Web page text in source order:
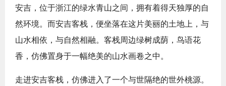
安吉，位于浙江的绿水青山之间，拥有着得天独厚的自
然环境。而安吉客栈，便坐落在这片美丽的土地上，与
山水相依，与自然相融。客栈周边绿树成荫，鸟语花
香，仿佛置身于一幅绝美的山水画卷之中。
走进安吉客栈，仿佛进入了一个与世隔绝的世外桃源。